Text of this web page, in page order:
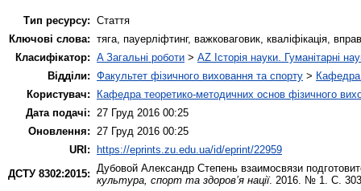
Тип ресурсу: Стаття
Ключові слова: тяга, пауерліфтинг, важковаговик, кваліфікація,
Класифікатор: A Загальні роботи > AZ Історія науки. Гуманітарні
Відділи: Факультет фізичного виховання та спорту > Кафедра
Користувач:
Кафедра теоретико-методичних основ фізичного
Дата подачі:
27 Груд 2016 00:25
Оновлення:
27 Груд 2016 00:25
URI: https://eprints.zu.edu.ua/id/eprint/22959
ДСТУ 8302:2015:
Дубовой Александр Степень взаимосвязи
культура, спорт та здоров’я нації. 2016. № 1. С.